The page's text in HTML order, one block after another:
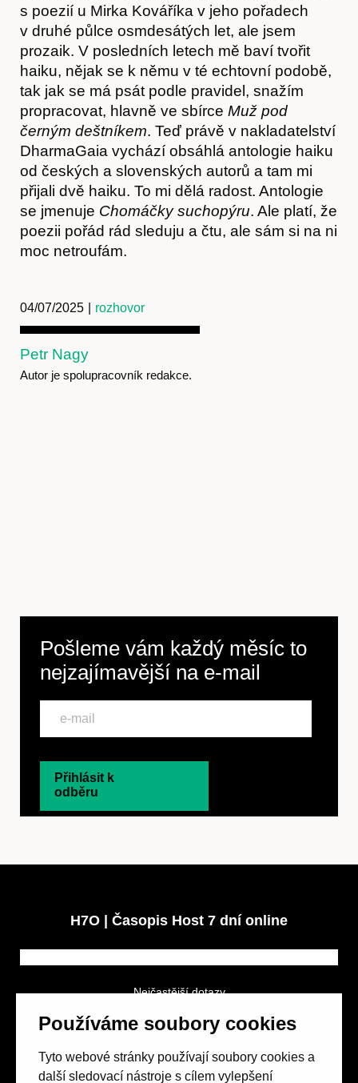
Používáme soubory cookies
Tyto webové stránky používají soubory cookies a
další sledovací nástroje s cílem vylepšení
Kontakt
s poezií u Mirka Kováříka v jeho pořadech
v druhé půlce osmdesátých let, ale jsem
prozaik. V posledních letech mě baví tvořit
haiku, nějak se k němu v té echtovní podobě,
tak jak se má psát podle pravidel, snažím
propracovat, hlavně ve sbírce Muž pod
černým deštníkem. Teď právě v nakladatelství
DharmaGaia vychází obsáhlá antologie haiku
od českých a slovenských autorů a tam mi
přijali dvě haiku. To mi dělá radost. Antologie
se jmenuje Chomáčky suchopýru. Ale platí, že
poezii pořád rád sleduju a čtu, ale sám si na ni
moc netroufám.
04/07/2025 rozhovor
Petr Nagy
Autor je spolupracovník redakce.
Pošleme vám každý měsíc to
nejzajímavější na e-mail
Přihlásit k
odběru
H7O | Časopis Host 7 dní online
Nejčastější dotazy
Obchodní podmínky